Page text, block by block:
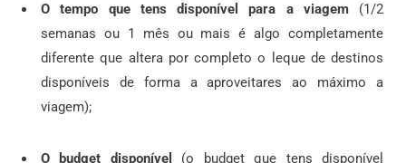
O tempo que tens disponível para a viagem(1/2
semanas ou 1 mês ou mais é algo completamente
diferente que altera por completo o leque de destinos
disponíveis de forma a aproveitares ao máximo a
viagem);
O budget disponível
(o budget que tens disponível